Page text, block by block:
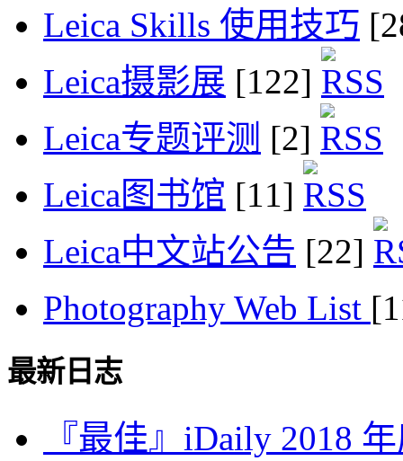
Leica Skills 使用技巧
Leica摄影展 [122]
Leica专题评测 [2]
Leica图书馆 [11]
Leica中文站公告 [22]
Photography Web List
最新日志
『最佳』iDaily 2018